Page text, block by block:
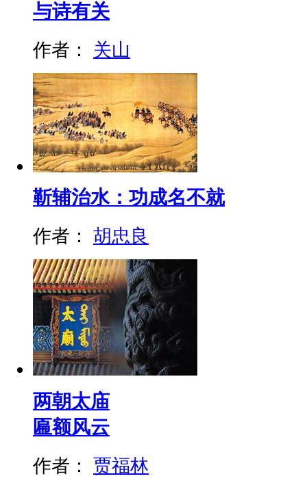
与诗有关
作者： 关山
靳辅治水：功成名不就
作者： 胡忠良
两朝太庙
匾额风云
作者： 贾福林